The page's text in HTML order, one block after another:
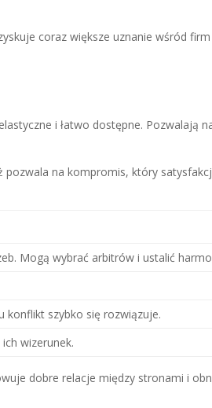
coraz większe uznanie wśród firm
i łatwo dostępne. Pozwalają
na kompromis, który
Mogą wybrać arbitrów i ustalić
konflikt szybko się rozwiązuje.
wizerunek.
dobre relacje między stronami i